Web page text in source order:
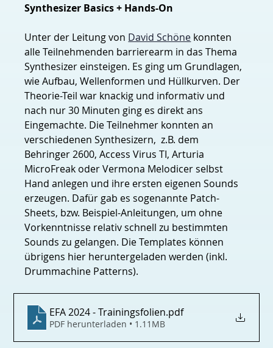
Synthesizer Basics + Hands-On
Unter der Leitung von David Schöne konnten
alle Teilnehmenden barrierearm in das Thema
Synthesizer einsteigen. Es ging um Grundlagen,
wie Aufbau, Wellenformen und Hüllkurven. Der
Theorie-Teil war knackig und informativ und
nach nur 30 Minuten ging es direkt ans
Eingemachte. Die Teilnehmer konnten an
verschiedenen Synthesizern,  z.B. dem
Behringer 2600, Access Virus TI, Arturia
MicroFreak oder Vermona Melodicer selbst
Hand anlegen und ihre ersten eigenen Sounds
erzeugen. Dafür gab es sogenannte Patch-
Sheets, bzw. Beispiel-Anleitungen, um ohne
Vorkenntnisse relativ schnell zu bestimmten
Sounds zu gelangen. Die Templates können
übrigens hier heruntergeladen werden (inkl.
Drummachine Patterns).
EFA 2024 - Trainingsfolien.pdf
PDF herunterladen • 1.11MB